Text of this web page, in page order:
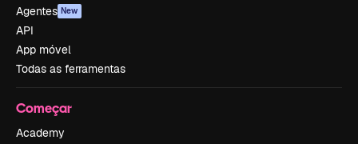
Agentes New
API
App móvel
Todas as ferramentas
Começar
Academy